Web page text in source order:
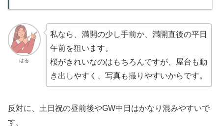
はる
私なら、満開の少し手前か、満開直後の平日
午前を狙います。
桜がきれいなのはもちろんですが、屋台も動
き出しやすく、写真も撮りやすいからです。
反対に、土日祝の昼前後やGW中日はかなり混みやすいで
す。